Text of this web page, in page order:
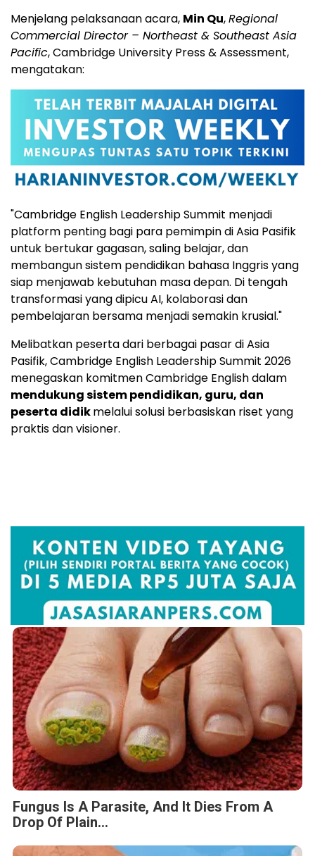
Menjelang pelaksanaan acara, Min Qu,Regional
Commercial Director – Northeast & Southeast Asia
Pacific, Cambridge University Press & Assessment,
mengatakan:
"Cambridge English Leadership Summit menjadi
platform penting bagi para pemimpin di Asia Pasifik
untuk bertukar gagasan, saling belajar, dan
membangun sistem pendidikan bahasa Inggris yang
siap menjawab kebutuhan masa depan. Di tengah
transformasi yang dipicu AI, kolaborasi dan
pembelajaran bersama menjadi semakin krusial."
Melibatkan peserta dari berbagai pasar di Asia
Pasifik, Cambridge English Leadership Summit 2026
menegaskan komitmen Cambridge English dalam
mendukung sistem pendidikan, guru, dan
peserta didikmelalui solusi berbasiskan riset yang
praktis dan visioner.
Fungus Is A Parasite, And It Dies From A
Drop Of Plain...